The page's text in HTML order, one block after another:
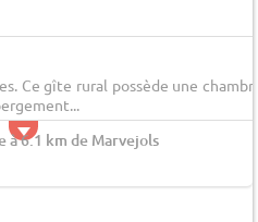
Ce gîte rural possède une
à 6.1 km de Marvejols